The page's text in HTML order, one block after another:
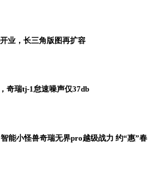
业，长三角版图再扩容
奇瑞tj-1怠速噪声仅37db
能小怪兽奇瑞无界pro越级战力 约“惠”春